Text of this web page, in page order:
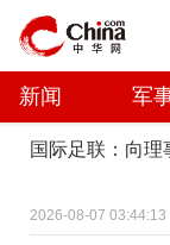
新闻 军
国际足联：向
2026-08-07 03:44:13